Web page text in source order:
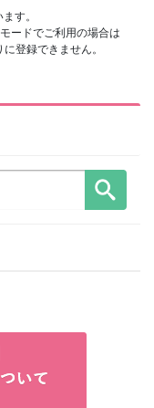
す。
ードでご利用の場合は
登録できません。